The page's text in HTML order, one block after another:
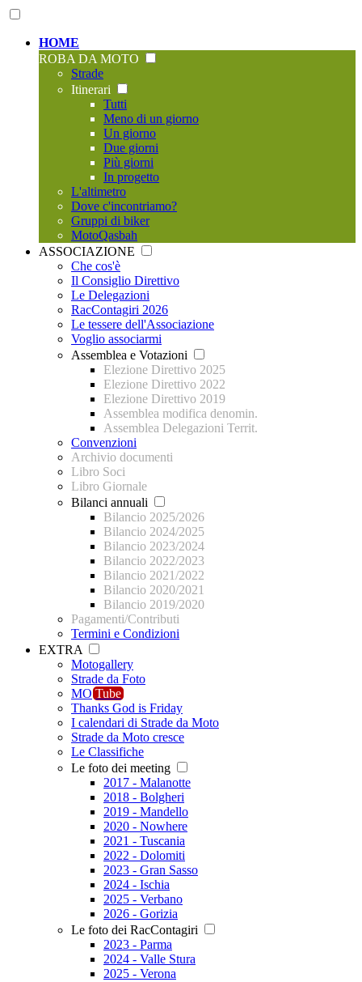
HOME
ROBA DA MOTO
Strade
Itinerari
Tutti
Meno di un giorno
Un giorno
Due giorni
Più giorni
In progetto
L'altimetro
Dove c'incontriamo?
Gruppi di biker
MotoQasbah
ASSOCIAZIONE
Che cos'è
Il Consiglio Direttivo
Le Delegazioni
RacContagiri 2026
Le tessere dell'Associazione
Voglio associarmi
Assemblea e Votazioni
Elezione Direttivo 2025
Elezione Direttivo 2022
Elezione Direttivo 2019
Assemblea modifica denomin.
Assemblea Delegazioni Territ.
Convenzioni
Archivio documenti
Libro Soci
Libro Giornale
Bilanci annuali
Bilancio 2025/2026
Bilancio 2024/2025
Bilancio 2023/2024
Bilancio 2022/2023
Bilancio 2021/2022
Bilancio 2020/2021
Bilancio 2019/2020
Pagamenti/Contributi
Termini e Condizioni
EXTRA
Motogallery
Strade da Foto
MO Tube
Thanks God is Friday
I calendari di Strade da Moto
Strade da Moto cresce
Le Classifiche
Le foto dei meeting
2017 - Malanotte
2018 - Bolgheri
2019 - Mandello
2020 - Nowhere
2021 - Tuscania
2022 - Dolomiti
2023 - Gran Sasso
2024 - Ischia
2025 - Verbano
2026 - Gorizia
Le foto dei RacContagiri
2023 - Parma
2024 - Valle Stura
2025 - Verona